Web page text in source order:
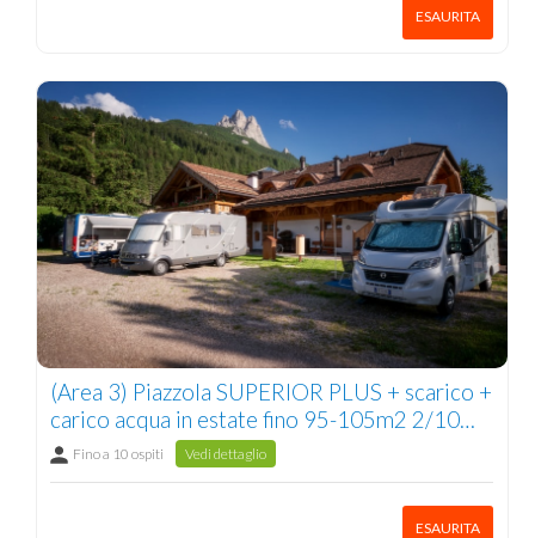
ESAURITA
(Area 3) Piazzola SUPERIOR PLUS + scarico +
carico acqua in estate fino 95-105m2 2/10
pers.Fino a 10 ospiti Vedi dettaglio
ESAURITA